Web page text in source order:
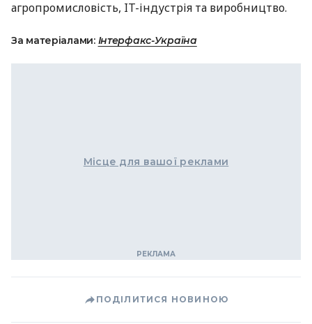
агропромисловість, IT-індустрія та виробництво.
За матеріалами: Інтерфакс-Україна
Місце для вашої реклами
ПОДІЛИТИСЯ НОВИНОЮ